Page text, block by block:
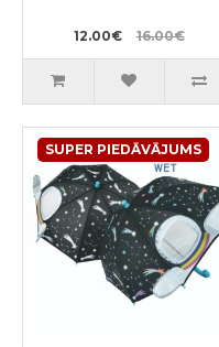
12.00€ 16.00€
SUPER PIEDĀVĀJUMS